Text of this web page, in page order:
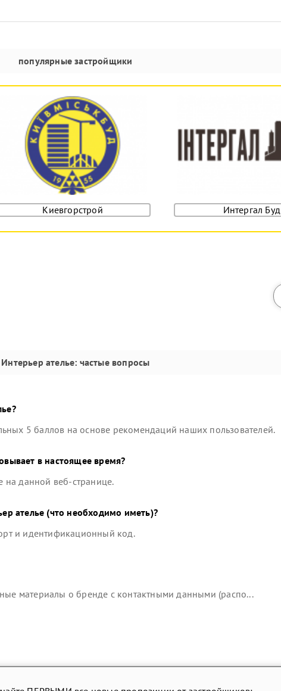
популярные застройщики
Киевгорстрой Интергал Буд
Интерьер ателье: частые вопросы
?
5 баллов на основе рекомендаций наших пользователей.
в настоящее время?
на данной веб-странице.
ателье (что необходимо иметь)?
и идентификационный код.
материалы о бренде с контактными данными (распо...